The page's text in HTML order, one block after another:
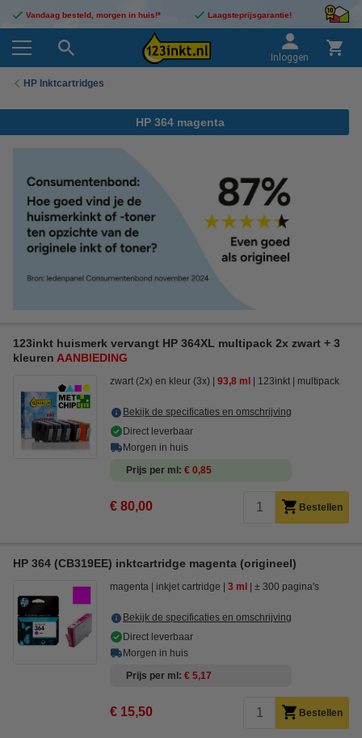
Vandaag besteld, morgen in huis!* Laagsteprijsgarantie!
Inloggen
HP Inktcartridges
HP 364 magenta
123inkt huismerk vervangt HP 364XL multipack 2x zwart + 3
kleuren AANBIEDING
zwart (2x) en kleur (3x) 93,8 ml 123inkt multipack
Bekijk de specificaties en omschrijving
Direct leverbaar
Morgen in huis
Prijs per ml
€ 0,85
€ 80,00 Bestellen
HP 364 (CB319EE) inktcartridge magenta (origineel)
magenta inkjet cartridge 3 ml ± 300 pagina's
Bekijk de specificaties en omschrijving
Direct leverbaar
Morgen in huis
Prijs per ml
€ 5,17
€ 15,50 Bestellen